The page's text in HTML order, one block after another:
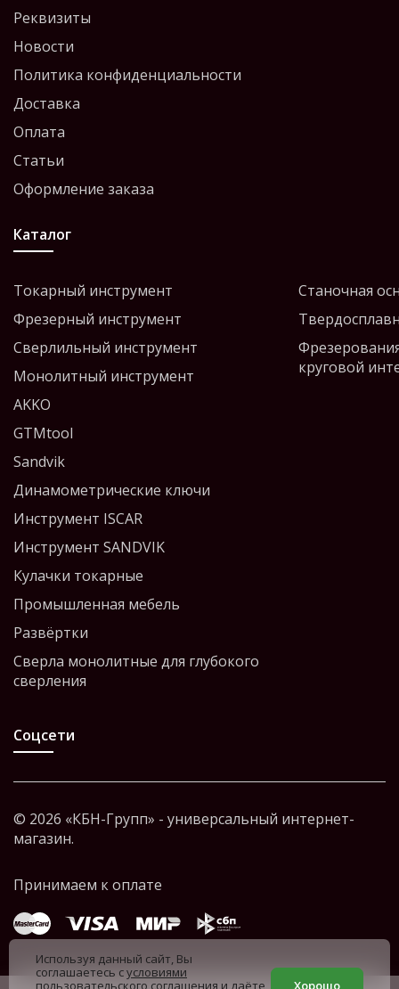
Реквизиты
Новости
Политика конфиденциальности
Доставка
Оплата
Статьи
Оформление заказа
Каталог
Токарный инструмент
Фрезерный инструмент
Сверлильный инструмент
Монолитный инструмент
AKKO
GTMtool
Sandvik
Динамометрические ключи
Инструмент ISCAR
Инструмент SANDVIK
Кулачки токарные
Промышленная мебель
Развёртки
Сверла монолитные для глубокого
сверления
Станочная
круговой
Соцсети
© 2026 «КБН-Групп» - универсальный интернет-
магазин.
Используя данный сайт, Вы
соглашаетесь сусловиями
пользовательского соглашения и даёте Хорошо